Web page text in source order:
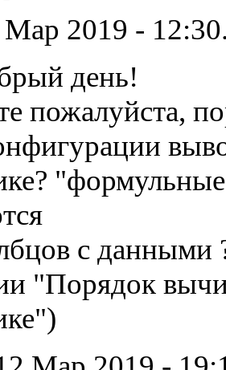
2019 -
день!
пожалуйста,
с данными
"Порядок